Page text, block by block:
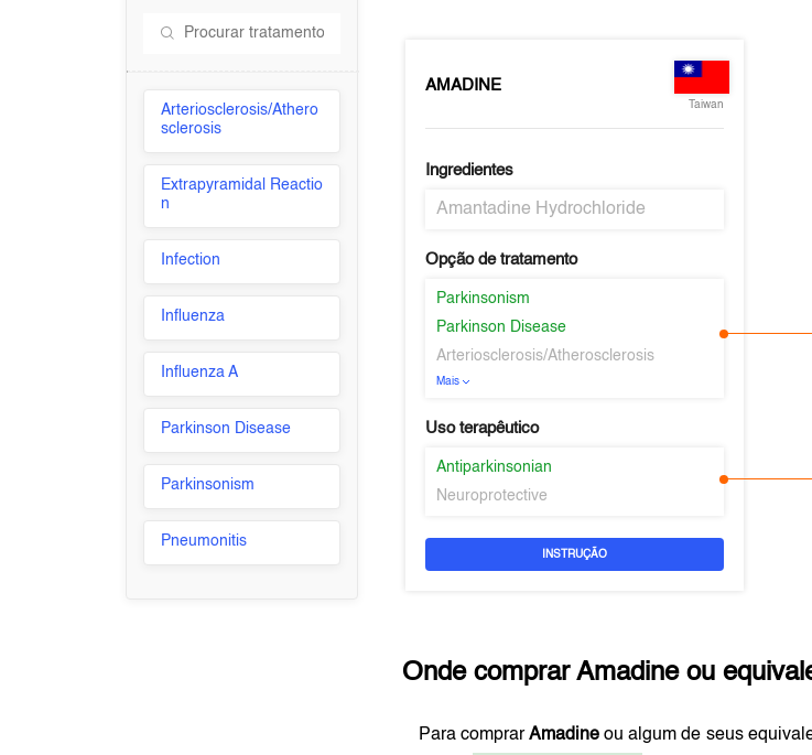
Arteriosclerosis/Athero
sclerosis
Extrapyramidal Reactio
n
Infection
Influenza
Influenza A
Parkinson Disease
Parkinsonism
Pneumonitis
AMADINE
Taiwan
Ingredientes
Amantadine Hydrochloride
Opção de tratamento
Parkinsonism
Parkinson Disease
Arteriosclerosis/Atherosclerosis
Mais
Uso terapêutico
Antiparkinsonian
Neuroprotective
INSTRUÇÃO
Onde comprarAmadineou
Para comprarAmadine ou algum de seus